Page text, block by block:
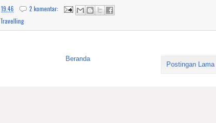
19.46
2 komentar:
Travelling
Postingan Lama
Beranda